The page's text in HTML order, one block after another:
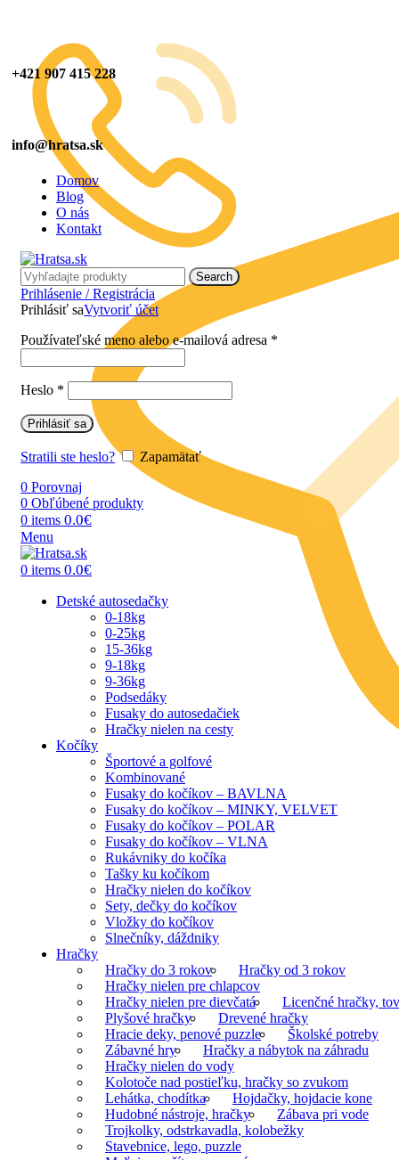
+421 907 415 228
info@hratsa.sk
Domov
Blog
O nás
Kontakt
Search
Prihlásenie / Registrácia
Prihlásiť saVytvoriť účet
Používateľské meno alebo e-mailová adresa *
Heslo *
Prihlásiť sa
Stratili ste heslo?
Zapamätať
0 Porovnaj
0 Obľúbené produkty
0 items 0.0€
Menu
0 items 0.0€
Detské autosedačky
0-18kg
0-25kg
15-36kg
9-18kg
9-36kg
Podsedáky
Fusaky do autosedačiek
Hračky nielen na cesty
Kočíky
Športové a golfové
Kombinované
Fusaky do kočíkov – BAVLNA
Fusaky do kočíkov – MINKY, VELVET
Fusaky do kočíkov – POLAR
Fusaky do kočíkov – VLNA
Rukávniky do kočíka
Tašky ku kočíkom
Hračky nielen do kočíkov
Sety, dečky do kočíkov
Vložky do kočíkov
Slnečníky, dáždniky
Hračky
Hračky do 3 rokov
Hračky od 3 rokov
Hračky nielen pre chlapcov
Hračky nielen pre dievčatá
Licenčné hračky,
Plyšové hračky
Drevené hračky
Hracie deky, penové puzzle
Školské potreby
Zábavné hry
Hračky a nábytok na záhradu
Hračky nielen do vody
Kolotoče nad postieľku, hračky so zvukom
Lehátka, chodítka
Hojdačky, hojdacie kone
Hudobné nástroje, hračky
Zábava pri vode
Trojkolky, odstrkavadla, kolobežky
Stavebnice, lego, puzzle